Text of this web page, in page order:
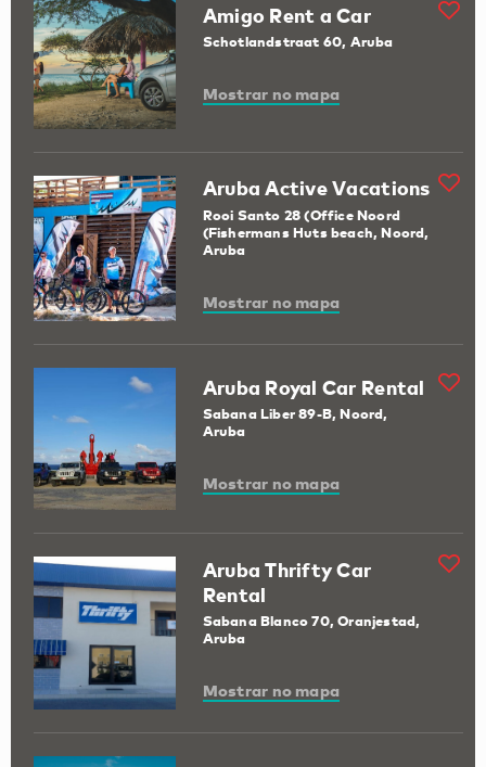
Amigo Rent a Car
Schotlandstraat 60, Aruba
Mostrar no mapa
Aruba Active Vacations
Rooi Santo 28 (Office Noord
(Fishermans Huts beach, Noord,
Aruba
Mostrar no mapa
Aruba Royal Car Rental
Sabana Liber 89-B, Noord,
Aruba
Mostrar no mapa
Aruba Thrifty Car
Rental
Sabana Blanco 70, Oranjestad,
Aruba
Mostrar no mapa